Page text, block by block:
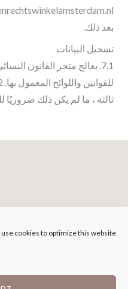
cookies to optimize this website.
بعد ذلك.
تسجيل البيانات
7.1. يعالج متجر القانون
ثالثة ، ما لم يكن ذلك ضروريًا